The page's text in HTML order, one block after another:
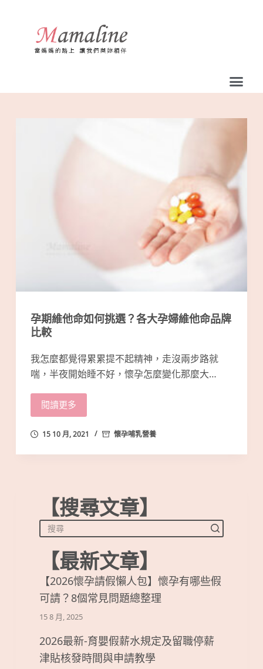
容
孕期維他命如何挑選？各大孕婦維他命品牌
比較
我怎麼都覺得累累提不起精神，走沒兩步路就
喘，半夜開始睡不好，懷孕怎麼變化那麼大…
閱讀更多
15 10 月, 2021 懷孕哺乳營養
【搜尋文章】
【最新文章】
【2026懷孕請假懶人包】懷孕有哪些假
可請？8個常見問題總整理
15 8 月, 2025
2026最新-育嬰假薪水規定及留職停薪
津貼核發時間與申請教學